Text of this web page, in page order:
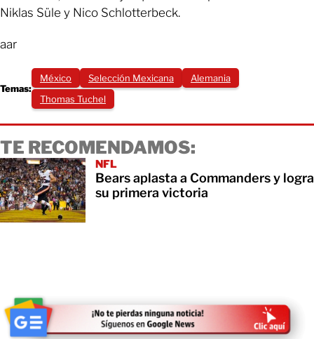
Niklas Süle y Nico Schlotterbeck.
aar
Temas:
México Selección Mexicana
Alemania
Thomas Tuchel
TE RECOMENDAMOS:
NFL
Bears aplasta a Commanders y logra
su primera victoria